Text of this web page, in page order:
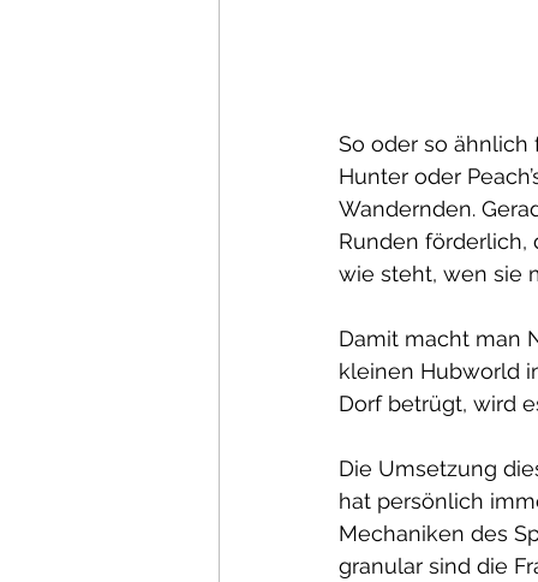
So oder so
Hunter oder
Wandernden.
Runden förderlich,
wie steht, wen sie
Damit macht man
kleinen Hubworld
Dorf betrügt, wird
Die Umsetzung
hat persönlich
Mechaniken des
granular sind die